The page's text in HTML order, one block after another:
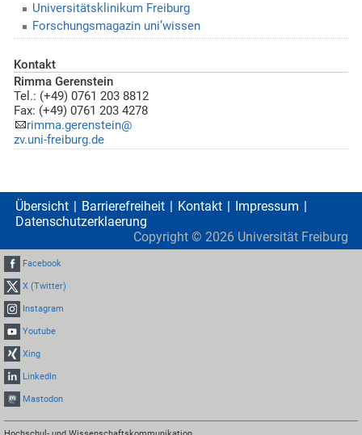
Universitätsklinikum Freiburg
Forschungsmagazin uni’wissen
Kontakt
Rimma Gerenstein
Tel.: (+49) 0761 203 8812
Fax: (+49) 0761 203 4278
rimma.gerenstein@
zv.uni-freiburg.de
Übersicht Barrierefreiheit Kontakt
Impressum
Datenschutzerklaerung
Copyright © 2026 Universität Freiburg
Facebook
X (Twitter)
Instagram
Youtube
Xing
LinkedIn
Mastodon